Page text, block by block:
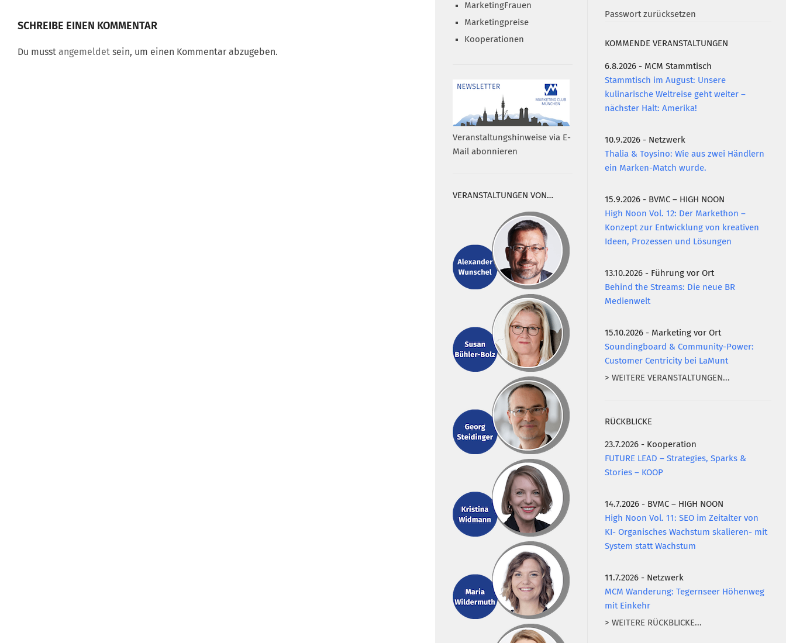
SCHREIBE EINEN KOMMENTAR
Du musst angemeldet sein, um einen Kommentar abzugeben.
Passwort zurücksetzen
KOMMENDE VERANSTALTUNGEN
6.8.2026 - MCM Stammtisch
Stammtisch im August: Unsere
kulinarische Weltreise geht weiter –
nächster Halt: Amerika!
10.9.2026 - Netzwerk
Thalia & Toysino: Wie aus zwei Händlern
ein Marken-Match wurde.
15.9.2026 - BVMC – HIGH NOON
High Noon Vol. 12: Der Markethon –
Konzept zur Entwicklung von kreativen
Ideen, Prozessen und Lösungen
13.10.2026 - Führung vor Ort
Behind the Streams: Die neue BR
Medienwelt
15.10.2026 - Marketing vor Ort
Soundingboard & Community-Power:
Customer Centricity bei LaMunt
> WEITERE VERANSTALTUNGEN...
RÜCKBLICKE
23.7.2026 - Kooperation
FUTURE LEAD – Strategies, Sparks &
Stories – KOOP
14.7.2026 - BVMC – HIGH NOON
High Noon Vol. 11: SEO im Zeitalter von
KI- Organisches Wachstum skalieren- mit
System statt Wachstum
11.7.2026 - Netzwerk
MCM Wanderung: Tegernseer Höhenweg
mit Einkehr
> WEITERE RÜCKBLICKE...
MarketingFrauen
Marketingpreise
Kooperationen
Veranstaltungshinweise via E-
Mail abonnieren
VERANSTALTUNGEN VON…